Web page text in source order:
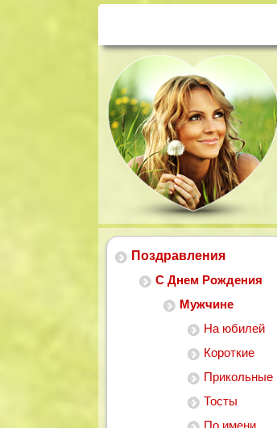
Поздравления
С Днем Рождения
Мужчине
На юбилей
Короткие
Прикольные
Тосты
По имени